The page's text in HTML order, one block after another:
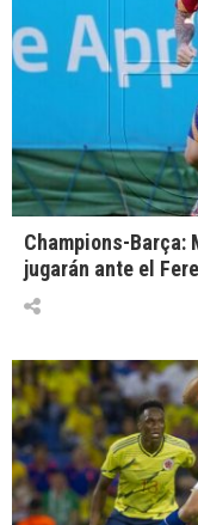
Champions-Barça:
jugarán ante el